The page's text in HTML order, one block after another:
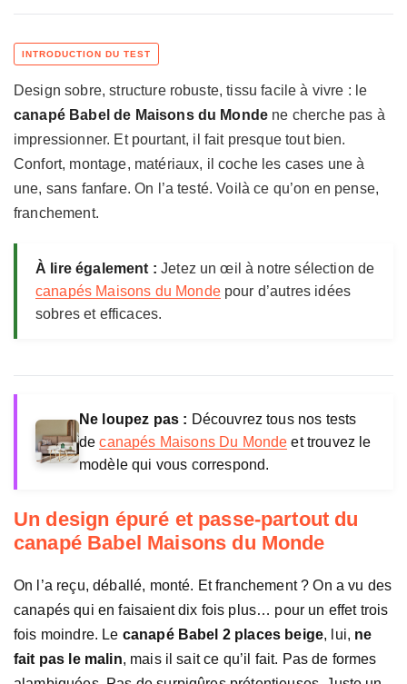
n
a
p
é
b
e
l
i
s
o
n
Suspension Ressorts Nosag
Pieds Acier noir
Coloris Beige clair
Fabrication Pologne
Certification
Design sobre, structure robuste, tissu facile à vivre : le
canapé Babel de Maisons du Monde ne cherche pas à
impressionner. Et pourtant, il fait presque tout bien.
Confort, montage, matériaux, il coche les cases une à
une, sans fanfare. On l’a testé. Voilà ce qu’on en pense,
franchement.
À lire également : Jetez un œil à notre sélection de
canapés Maisons du Mondepour d’autres idées
sobres et efficaces.
Ne loupez pas : Découvrez tous nos tests
decanapés Maisons Du Monde et trouvez le
modèle qui vous correspond.
Un design épuré et passe-partout du
canapé Babel Maisons du Monde
On l’a reçu, déballé, monté. Et franchement ? On a vu des
canapés qui en faisaient dix fois plus… pour un effet trois
fois moindre. Le canapé Babel 2 places beige, lui, ne
fait pas le malin, mais il sait ce qu’il fait. Pas de formes